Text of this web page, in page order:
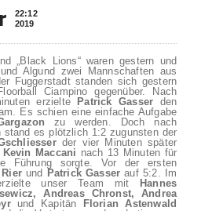
22:12
2019
„Black Lions“ waren gestern und
Algund zwei Mannschaften aus
Fuggerstadt standen sich gestern
Ciampino gegenüber. Nach
erzielte
Patrick Gasser den
Es schien eine einfache Aufgabe
zu werden. Doch nach
stand es plötzlich 1:2 zugunsten der
der vier Minuten später
Kevin Maccani nach 13 Minuten für
Führung sorgte. Vor der ersten
und Patrick Gasser auf 5:2. Im
unser Team mit
Hannes
Andreas Chronst, Andrea
und Kapitän
Florian Astenwald